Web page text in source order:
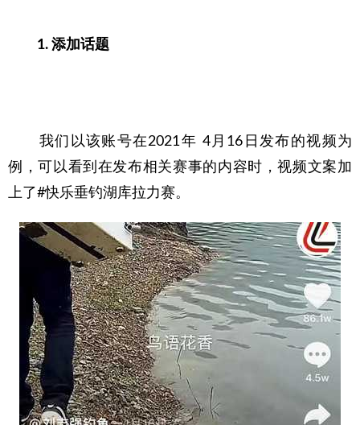
1. 添加话题
我们以该账号在2021年 4月16日发布的视频为
例，可以看到在发布相关赛事的内容时，视频文案加
上了#快乐垂钓湖库拉力赛。